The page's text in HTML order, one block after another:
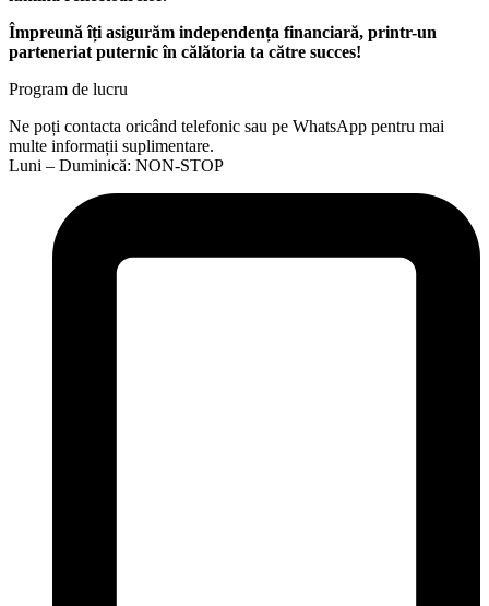
Împreună îți asigurăm independența financiară, printr-un
parteneriat puternic în călătoria ta către succes!
Program de lucru
Ne poți contacta oricând telefonic sau pe WhatsApp pentru mai
multe informații suplimentare.
Luni – Duminică: NON-STOP